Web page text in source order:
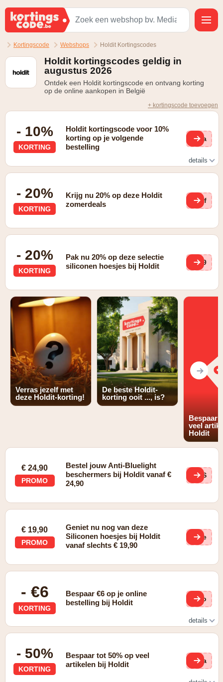
Kortingscode Webshops Holdit Kortingscodes
Holdit kortingscodes geldig in
augustus 2026
Ontdek een Holdit kortingscode en ontvang korting
op de online aankopen in België
+ kortingscode toevoegen
- 10%
KORTING
Holdit kortingscode voor 10%
korting op je volgende
bestelling
via
details
- 20%
KORTING
Krijg nu 20% op deze Holdit
zomerdeals
xjf
- 20%
KORTING
Pak nu 20% op deze selectie
siliconen hoesjes bij Holdit
Cb9
Verras jezelf met
deze Holdit-korting!
De beste Holdit-
korting ooit ..., is?
Bespaar
veel
Holdit
€ 24,90
PROMO
Bestel jouw Anti-Bluelight
beschermers bij Holdit vanaf €
24,90
9PS
€ 19,90
PROMO
Geniet nu nog van deze
Siliconen hoesjes bij Holdit
vanaf slechts € 19,90
6Re
- €6
KORTING
Bespaar €6 op je online
bestelling bij Holdit
BFo
details
- 50%
KORTING
Bespaar tot 50% op veel
artikelen bij Holdit
j8a